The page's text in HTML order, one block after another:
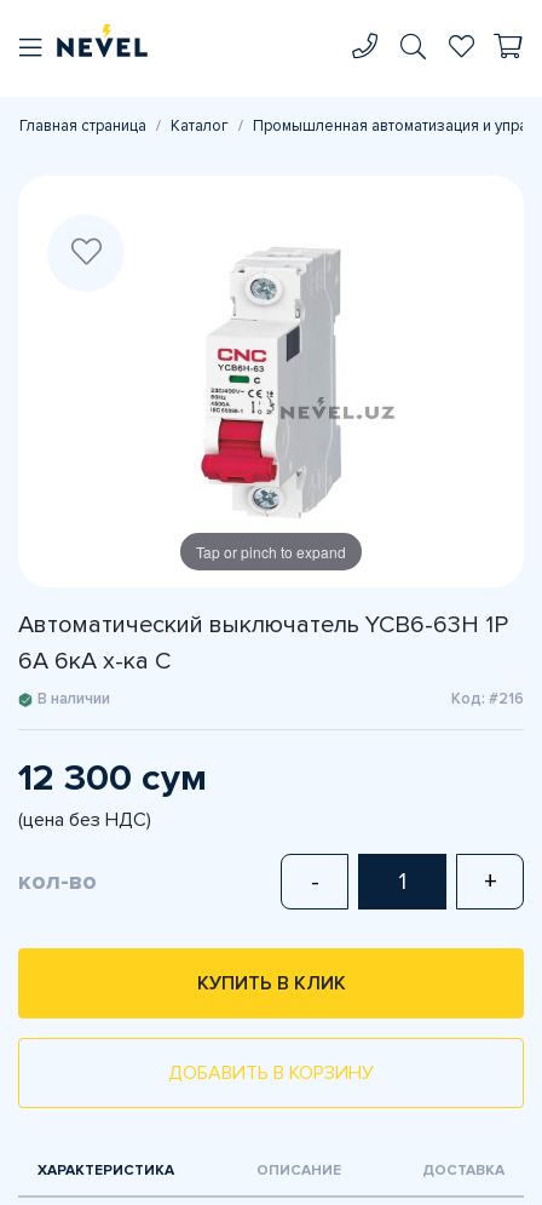
Главная страница Каталог Промышленная автоматизация и
Tap or pinch to expand
Автоматический выключатель YCB6-63H 1P
6A 6кА х-ка С
В наличии Код: #216
12 300 сум
(цена без НДС)
кол-во - +
КУПИТЬ В КЛИК
ДОБАВИТЬ В КОРЗИНУ
ХАРАКТЕРИСТИКА ОПИСАНИЕ ДОСТАВКА